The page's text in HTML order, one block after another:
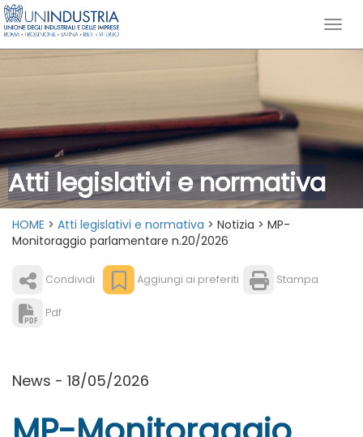
Atti legislativi e normativa
HOME > Atti legislativi e normativa > Notizia > MP-
Monitoraggio parlamentare n.20/2026
Condividi Aggiungi ai preferiti Stampa
Pdf
News - 18/05/2026